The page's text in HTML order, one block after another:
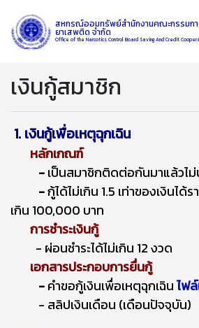
สหกรณ์ออมทรัพย์สำนักงานคณะกรรมก
ยาเสพติด จำกัด
Office of the Narcotics Control Board Saving And Credit
เงินกู้สมาชิก
1. เงินกู้เพื่อเหตุฉุกเฉิน
หลักเกณฑ์
-เป็นสมาชิกติดต่อกันมาแล้วไ
-กู้ได้ไม่เกิน 1.5 เท่าของเงินได้
เกิน 100,000 บาท
การชำระเงินกู้
- ผ่อนชำระได้ไม่เกิน 12 งวด
เอกสารประกอบการยื่นกู้
-คำขอกู้เงินเพื่อเหตุฉุกเฉินไฟ
- สลิปเงินเดือน (เดือนปัจจุบัน)